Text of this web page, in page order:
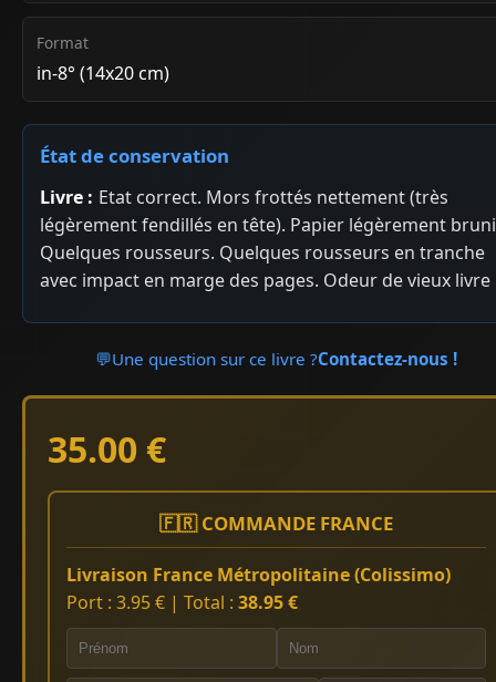
Format
in-8° (14x20 cm)
État de conservation
Livre : Etat correct. Mors frottés nettement (très
légèrement fendillés en tête). Papier légèrement
Quelques rousseurs. Quelques rousseurs en tranche
avec impact en marge des pages. Odeur de vieux livre
💬Une question sur ce livre ?Contactez-nous !
35.00 €
🇫🇷 COMMANDE FRANCE
Livraison France Métropolitaine (Colissimo)
Port : 3.95 € | Total : 38.95 €